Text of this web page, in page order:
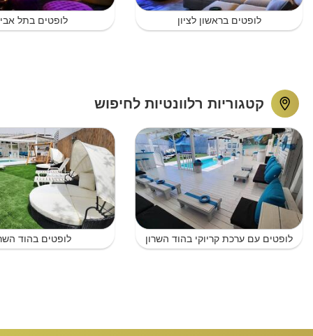
לופטים בראשון לציון לופטים בתל
קטגוריות רלוונטיות לחיפוש
לופטים עם ערכת קריוקי בהוד השרון לופטים בהוד